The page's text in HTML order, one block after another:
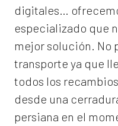
digitales…
especializado que
mejor solución. No
transporte ya que
todos los
desde una
persiana en el